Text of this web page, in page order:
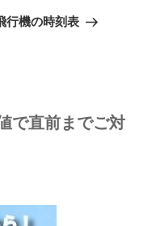
行機の時刻表
で直前までご対